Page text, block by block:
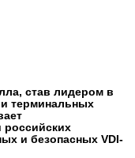
став лидером в
терминальных
и безопасных VDI-